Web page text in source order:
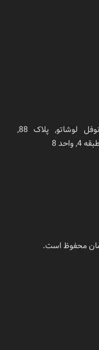
تهران, خیابان ولیعصر, خیابان نوفل لوشاتو, پلاک 88,
محفوظ است.